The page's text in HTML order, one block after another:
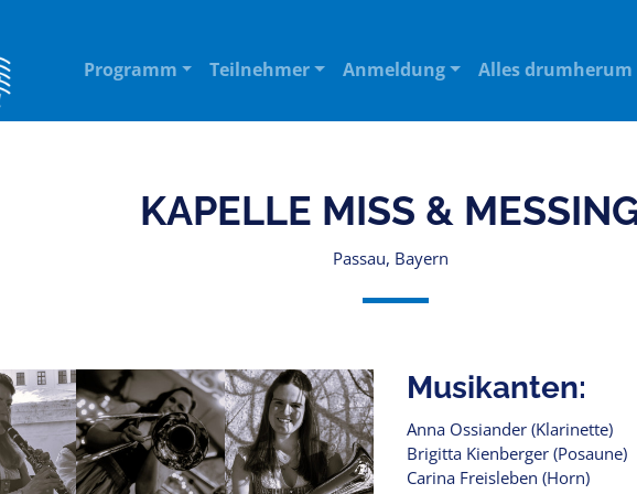
Programm Teilnehmer Anmeldung Alles drumherum
KAPELLE MISS &
Passau, Bayern
Musikanten:
Anna Ossiander (Klarinette)
Brigitta Kienberger (Posaune)
Carina Freisleben (Horn)